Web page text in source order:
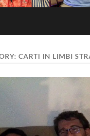
CARTI IN LIMBI